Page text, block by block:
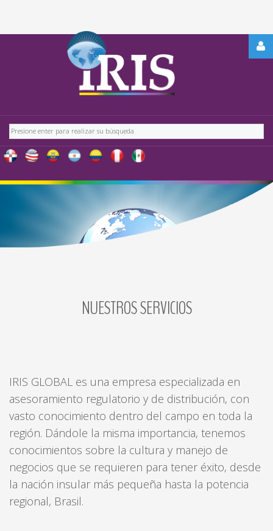
Buscar
NUESTROSSERVICIOS
IRIS GLOBAL es una empresa especializada en
asesoramiento regulatorio y de distribución, con
vasto conocimiento dentro del campo en toda la
región. Dándole la misma importancia, tenemos
conocimientos sobre la cultura y manejo de
negocios que se requieren para tener éxito, desde
la nación insular más pequeña hasta la potencia
regional, Brasil.
REGÍSTRATE
OBTÉN
EXCLUSIVO
PARA
USUARIOS
IRIS
LOG
Remember
me
Forgot
your
username?
/